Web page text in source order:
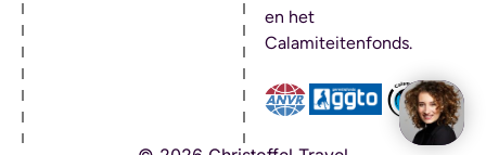
en het
Calamiteitenfonds.